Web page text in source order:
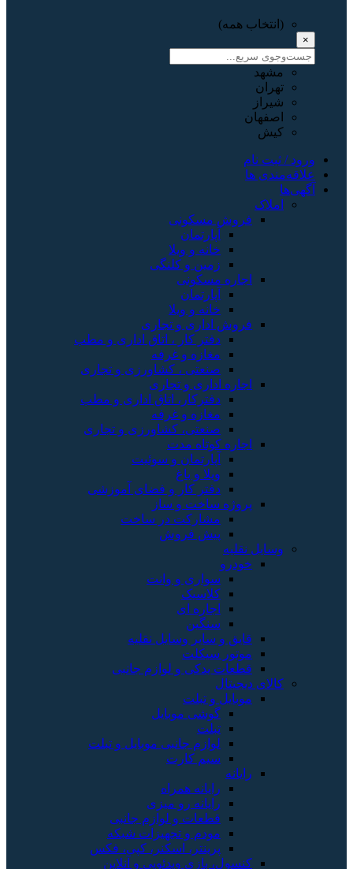
(انتخاب همه)
×
مشهد
تهران
شیراز
اصفهان
کیش
ورود / ثبت نام
علاقه‌مندی ها
آگهی‌ها
املاک
فروش مسکونی
آپارتمان
خانه و ویلا
زمین و کلنگی
اجاره مسکونی
آپارتمان
خانه و ویلا
فروش اداری و تجاری
دفتر کار ، اتاق اداری و مطب
مغازه و غرفه
صنعتی ، کشاورزی و تجاری
اجاره اداری و تجاری
دفترکار، اتاق اداری و مطب
مغازه و غرفه
صنعتی، کشاورزی و تجاری
اجاره کوتاه مدت
آپارتمان و سوئیت
ویلا و باغ
دفتر کار و فضای آموزشی
پروژه ساخت و ساز
مشارکت در ساخت
پیش فروش
وسایل نقلیه
خودرو
سواری و وانت
کلاسیک
اجاره ای
سنگین
قایق و سایر وسایل نقلیه
موتور سیکلت
قطعات یدکی و لوازم جانبی
کالای دیجیتال
موبایل و تبلت
گوشی موبایل
تبلت
لوازم جانبی موبایل و تبلت
سیم کارت
رایانه
رایانه همراه
رایانه رو میزی
قطعات و لوازم جانبی
مودم و تجهیزات شبکه
پرینتر، اسکنر، کپی، فکس
کنسول، بازی‌ ویدئویی و آنلاین